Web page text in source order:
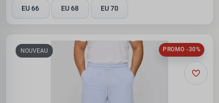
EU 66 EU 68 EU 70
PROMO -30%
NOUVEAU